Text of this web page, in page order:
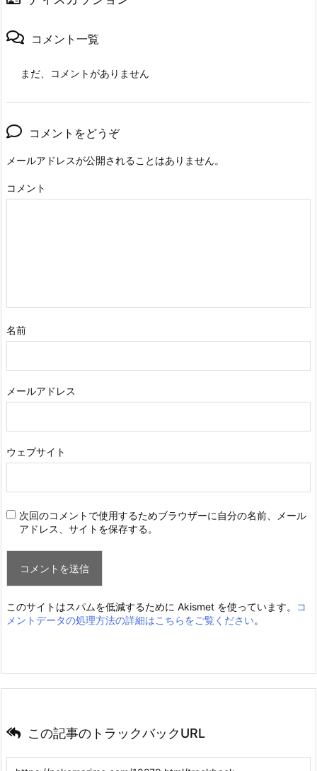
コメント一覧
まだ、コメントがありません
コメントをどうぞ
メールアドレスが公開されることはありません。
コメント
名前
メールアドレス
ウェブサイト
次回のコメントで使用するためブラウザーに自分の名前、メール
アドレス、サイトを保存する。
このサイトはスパムを低減するために Akismet を使っています。
コ
メントデータの処理方法の詳細はこちらをご覧ください。
この記事のトラックバックURL